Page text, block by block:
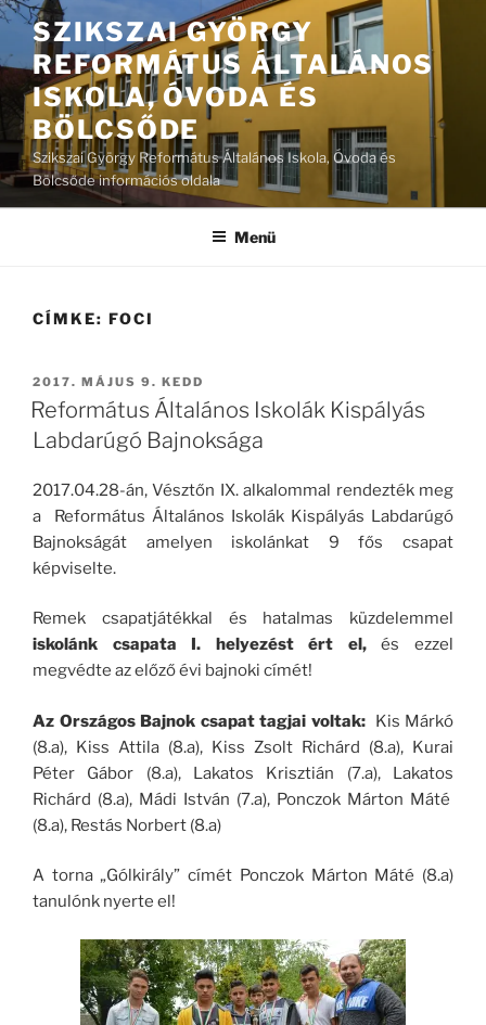
Tartalomhoz
SZIKSZAI GYÖRGY
REFORMÁTUS ÁLTALÁNOS
ISKOLA, ÓVODA ÉS
BÖLCSŐDE
Szikszai György Református Általános Iskola, Óvoda és
Bölcsőde információs oldala
Menü
CÍMKE: FOCI
BEKÜLDVE:
2017. MÁJUS 9. KEDD
Református Általános Iskolák Kispályás
Labdarúgó Bajnoksága
2017.04.28-án, Vésztőn IX. alkalommal rendezték meg
a Református Általános Iskolák Kispályás Labdarúgó
Bajnokságát amelyen iskolánkat 9 fős csapat
képviselte.
Remek csapatjátékkal és hatalmas küzdelemmel
iskolánk csapata I. helyezést ért el,és ezzel
megvédte az előző évi bajnoki címét!
Az Országos Bajnok csapat tagjai voltak: Kis Márkó
(8.a), Kiss Attila (8.a), Kiss Zsolt Richárd (8.a), Kurai
Péter Gábor (8.a), Lakatos Krisztián (7.a), Lakatos
Richárd (8.a), Mádi István (7.a), Ponczok Márton Máté
(8.a), Restás Norbert (8.a)
A torna „Gólkirály” címét Ponczok Márton Máté (8.a)
tanulónk nyerte el!